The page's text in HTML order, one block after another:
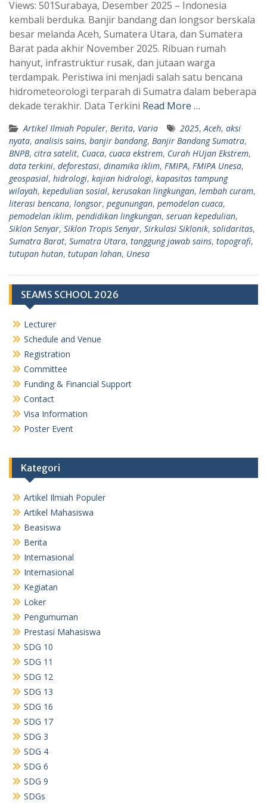
a
t
s
A
p
p
e
g
r
a
m
Views: 501Surabaya, Desember 2025 – Indonesia
kembali berduka. Banjir bandang dan longsor berskala
besar melanda Aceh, Sumatera Utara, dan Sumatera
Barat pada akhir November 2025. Ribuan rumah
hanyut, infrastruktur rusak, dan jutaan warga
terdampak. Peristiwa ini menjadi salah satu bencana
hidrometeorologi terparah di Sumatra dalam beberapa
dekade terakhir. Data Terkini Read More …
Artikel Ilmiah Populer, Berita, Varia 2025,Aceh, aksi
nyata, analisis sains, banjir bandang, Banjir Bandang Sumatra,
BNPB, citra satelit, Cuaca, cuaca ekstrem, Curah HUjan Ekstrem,
data terkini, deforestasi, dinamika iklim, FMIPA, FMIPA Unesa,
geospasial, hidrologi, kajian hidrologi, kapasitas tampung
wilayah, kepedulian sosial, kerusakan lingkungan, lembah curam,
literasi bencana, longsor, pegunungan, pemodelan cuaca,
pemodelan iklim, pendidikan lingkungan, seruan kepedulian,
Siklon Senyar, Siklon Tropis Senyar, Sirkulasi Siklonik, solidaritas,
Sumatra Barat, Sumatra Utara, tanggung jawab sains, topografi,
tutupan hutan, tutupan lahan, Unesa
SEAMS SCHOOL 2026
Lecturer
Schedule and Venue
Registration
Committee
Funding & Financial Support
Contact
Visa Information
Poster Event
Kategori
Artikel Ilmiah Populer
Artikel Mahasiswa
Beasiswa
Berita
Internasional
Internasional
Kegiatan
Loker
Pengumuman
Prestasi Mahasiswa
SDG 10
SDG 11
SDG 12
SDG 13
SDG 16
SDG 17
SDG 3
SDG 4
SDG 6
SDG 9
SDGs